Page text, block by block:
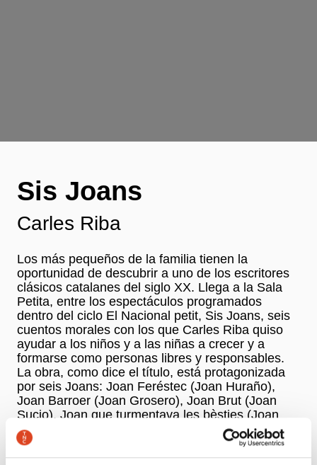
Sis Joans
Carles Riba
Los más pequeños de la familia tienen la
oportunidad de descubrir a uno de los escritores
clásicos catalanes del siglo XX. Llega a la Sala
Petita, entre los espectáculos programados
dentro del ciclo El Nacional petit, Sis Joans, seis
cuentos morales con los que Carles Riba quiso
ayudar a los niños y a las niñas a crecer y a
formarse como personas libres y responsables.
La obra, como dice el título, está protagonizada
por seis Joans: Joan Feréstec (Joan Huraño),
Joan Barroer (Joan Grosero), Joan Brut (Joan
Sucio), Joan que turmentava les bèsties (Joan
que atormentaba las bestias), Joan Golafre (Joan
Glotón) y Joan Dropo (Joan Holgazán). Cada uno
de ellos esconde una enseñanza moral y lo hace